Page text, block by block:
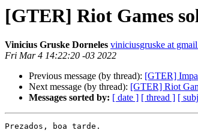
[GTER] Riot Games
Vinicius Gruske Dorneles viniciusgruske at
Fri Mar 4 14:22:20 -03 2022
Previous message (by thread): [GTER]
Next message (by thread): [GTER] Riot
Messages sorted by: [ date ] [ thread ] [
Prezados, boa tarde.